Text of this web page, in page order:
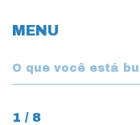
MENU
1 / 8